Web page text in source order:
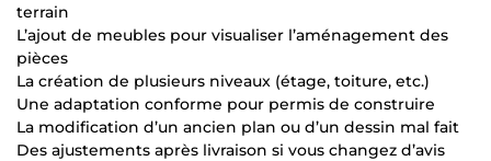
terrain
L’ajout de meubles pour visualiser l’aménagement des
pièces
La création de plusieurs niveaux (étage, toiture, etc.)
Une adaptation conforme pour permis de construire
La modification d’un ancien plan ou d’un dessin mal fait
Des ajustements après livraison si vous changez d’avis